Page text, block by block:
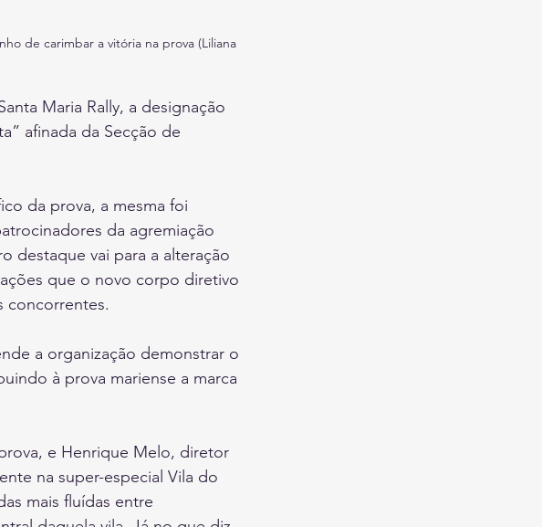
de carimbar a vitória na prova (Liliana
Maria Rally, a designação
afinada da Secção de
da prova, a mesma foi
da agremiação
destaque vai para a alteração
que o novo corpo diretivo
concorrentes.
a organização demonstrar o
à prova mariense a marca
e Henrique Melo, diretor
na super-especial Vila do
mais fluídas entre